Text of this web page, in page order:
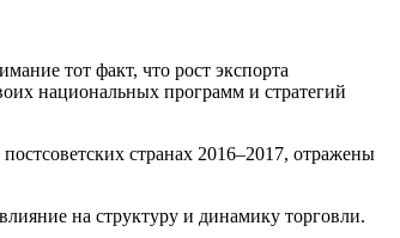
тот факт, что рост экспорта
национальных программ и стратегий
странах 2016–2017, отражены
на структуру и динамику торговли.